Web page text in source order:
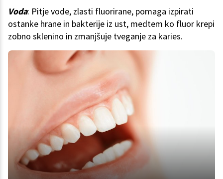
Voda: Pitje vode, zlasti fluorirane, pomaga izpirati
ostanke hrane in bakterije iz ust, medtem ko fluor krepi
zobno sklenino in zmanjšuje tveganje za karies.